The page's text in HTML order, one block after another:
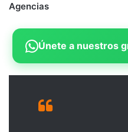
Agencias
Únete a nuestros